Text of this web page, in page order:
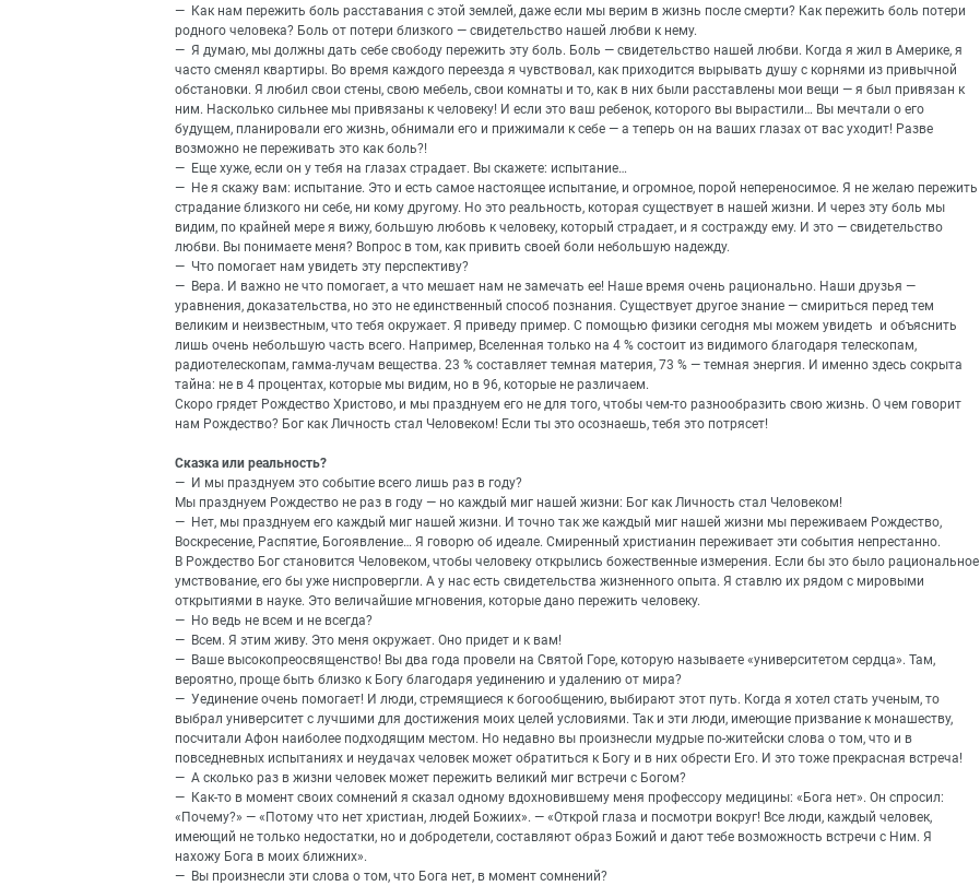
— Как нам пережить боль расставания с этой землей, даже если мы верим в жизнь после смерти? Как пережить боль потери
родного человека? Боль от потери близкого — свидетельство нашей любви к нему.
— Я думаю, мы должны дать себе свободу пережить эту боль. Боль — свидетельство нашей любви. Когда я жил в Америке, я
часто сменял квартиры. Во время каждого переезда я чувствовал, как приходится вырывать душу с корнями из привычной
обстановки. Я любил свои стены, свою мебель, свои комнаты и то, как в них были расставлены мои вещи — я был привязан к
ним. Насколько сильнее мы привязаны к человеку! И если это ваш ребенок, которого вы вырастили… Вы мечтали о его
будущем, планировали его жизнь, обнимали его и прижимали к себе — а теперь он на ваших глазах от вас уходит! Разве
возможно не переживать это как боль?!
— Еще хуже, если он у тебя на глазах страдает. Вы скажете: испытание…
— Не я скажу вам: испытание. Это и есть самое настоящее испытание, и огромное, порой непереносимое. Я не желаю пережить
страдание близкого ни себе, ни кому другому. Но это реальность, которая существует в нашей жизни. И через эту боль мы
видим, по крайней мере я вижу, большую любовь к человеку, который страдает, и я состражду ему. И это — свидетельство
любви. Вы понимаете меня? Вопрос в том, как привить своей боли небольшую надежду.
— Что помогает нам увидеть эту перспективу?
— Вера. И важно не что помогает, а что мешает нам не замечать ее! Наше время очень рационально. Наши друзья —
уравнения, доказательства, но это не единственный способ познания. Существует другое знание — смириться перед тем
великим и неизвестным, что тебя окружает. Я приведу пример. С помощью физики сегодня мы можем увидеть и объяснить
лишь очень небольшую часть всего. Например, Вселенная только на 4 % состоит из видимого благодаря телескопам,
радиотелескопам, гамма-лучам вещества. 23 % составляет темная материя, 73 % — темная энергия. И именно здесь сокрыта
тайна: не в 4 процентах, которые мы видим, но в 96, которые не различаем.
Скоро грядет Рождество Христово, и мы празднуем его не для того, чтобы чем-то разнообразить свою жизнь. О чем говорит
нам Рождество? Бог как Личность стал Человеком! Если ты это осознаешь, тебя это потрясет!
Сказка или реальность?
— И мы празднуем это событие всего лишь раз в году?
Мы празднуем Рождество не раз в году — но каждый миг нашей жизни: Бог как Личность стал Человеком!
— Нет, мы празднуем его каждый миг нашей жизни. И точно так же каждый миг нашей жизни мы переживаем Рождество,
Воскресение, Распятие, Богоявление… Я говорю об идеале. Смиренный христианин переживает эти события непрестанно.
В Рождество Бог становится Человеком, чтобы человеку открылись божественные измерения. Если бы это было рациональное
умствование, его бы уже ниспровергли. А у нас есть свидетельства жизненного опыта. Я ставлю их рядом с мировыми
открытиями в науке. Это величайшие мгновения, которые дано пережить человеку.
— Но ведь не всем и не всегда?
— Всем. Я этим живу. Это меня окружает. Оно придет и к вам!
— Ваше высокопреосвященство! Вы два года провели на Святой Горе, которую называете «университетом сердца». Там,
вероятно, проще быть близко к Богу благодаря уединению и удалению от мира?
— Уединение очень помогает! И люди, стремящиеся к богообщению, выбирают этот путь. Когда я хотел стать ученым, то
выбрал университет с лучшими для достижения моих целей условиями. Так и эти люди, имеющие призвание к монашеству,
посчитали Афон наиболее подходящим местом. Но недавно вы произнесли мудрые по-житейски слова о том, что и в
повседневных испытаниях и неудачах человек может обратиться к Богу и в них обрести Его. И это тоже прекрасная встреча!
— А сколько раз в жизни человек может пережить великий миг встречи с Богом?
— Как-то в момент своих сомнений я сказал одному вдохновившему меня профессору медицины: «Бога нет». Он спросил:
«Почему?» — «Потому что нет христиан, людей Божиих». — «Открой глаза и посмотри вокруг! Все люди, каждый человек,
имеющий не только недостатки, но и добродетели, составляют образ Божий и дают тебе возможность встречи с Ним. Я
нахожу Бога в моих ближних».
— Вы произнесли эти слова о том, что Бога нет, в момент сомнений?